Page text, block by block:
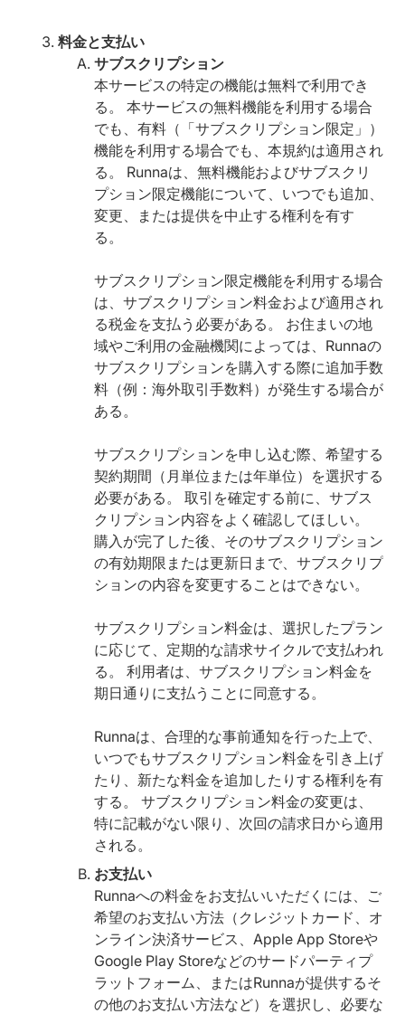
料金と支払い
サブスクリプション
本サービスの特定の機能は無料で利用でき
る。 本サービスの無料機能を利用する場合
でも、有料（「サブスクリプション限定」）
機能を利用する場合でも、本規約は適用され
る。 Runnaは、無料機能およびサブスクリ
プション限定機能について、いつでも追加、
変更、または提供を中止する権利を有す
る。
サブスクリプション限定機能を利用する場合
は、サブスクリプション料金および適用され
る税金を支払う必要がある。 お住まいの地
域やご利用の金融機関によっては、Runnaの
サブスクリプションを購入する際に追加手数
料（例：海外取引手数料）が発生する場合が
ある。
サブスクリプションを申し込む際、希望する
契約期間（月単位または年単位）を選択する
必要がある。 取引を確定する前に、サブス
クリプション内容をよく確認してほしい。
購入が完了した後、そのサブスクリプション
の有効期限または更新日まで、サブスクリプ
ションの内容を変更することはできない。
サブスクリプション料金は、選択したプラン
に応じて、定期的な請求サイクルで支払われ
る。 利用者は、サブスクリプション料金を
期日通りに支払うことに同意する。
Runnaは、合理的な事前通知を行った上で、
いつでもサブスクリプション料金を引き上げ
たり、新たな料金を追加したりする権利を有
する。 サブスクリプション料金の変更は、
特に記載がない限り、次回の請求日から適用
される。
お支払い
Runnaへの料金をお支払いいただくには、ご
希望のお支払い方法（クレジットカード、オ
ンライン決済サービス、Apple App Storeや
Google Play Storeなどのサードパーティプ
ラットフォーム、またはRunnaが提供するそ
の他のお支払い方法など）を選択し、必要な